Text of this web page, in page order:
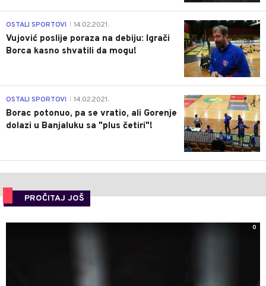
1
OSTALI SPORTOVI 14.02.2021.
Vujović poslije poraza na debiju: Igrači
Borca kasno shvatili da mogu!
3
OSTALI SPORTOVI 14.02.2021.
Borac potonuo, pa se vratio, ali Gorenje
dolazi u Banjaluku sa "plus četiri"!
PROČITAJ JOŠ
0